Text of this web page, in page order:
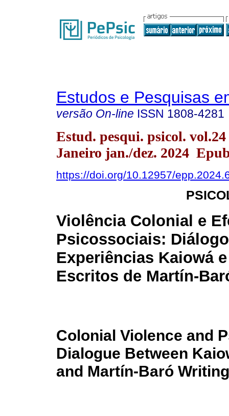
Estudos e Pesquisas
versão On-line ISSN 1808-4281
Estud. pesqui. psicol.
Janeiro jan./dez. 2024
https://doi.org/10.12957/
Violência Colonial e
Psicossociais:
Experiências Kaiowá
Escritos de Martín-
Colonial Violence and
Dialogue Between
and Martín-Baró